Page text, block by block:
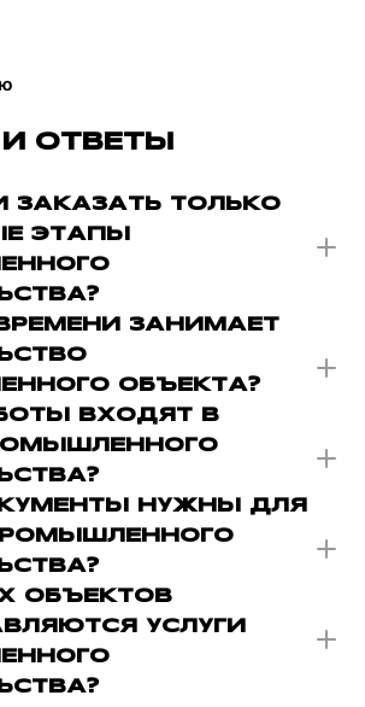
ОТВЕТЫ
ЗАКАЗАТЬ ТОЛЬКО
ЭТАПЫ
ЗАНИМАЕТ
ОБЪЕКТА?
ВХОДЯТ В
НУЖНЫ ДЛЯ
ОБЪЕКТОВ
УСЛУГИ